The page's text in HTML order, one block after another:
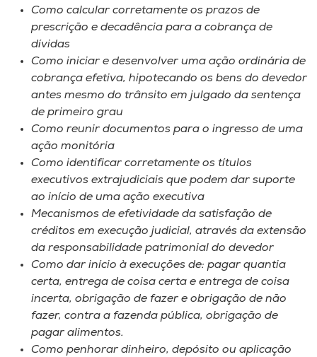
Como calcular corretamente os prazos de
prescrição e decadência para a cobrança de
dívidas
Como iniciar e desenvolver uma ação ordinária de
cobrança efetiva, hipotecando os bens do devedor
antes mesmo do trânsito em julgado da sentença
de primeiro grau
Como reunir documentos para o ingresso de uma
ação monitória
Como identificar corretamente os títulos
executivos extrajudiciais que podem dar suporte
ao início de uma ação executiva
Mecanismos de efetividade da satisfação de
créditos em execução judicial, através da extensão
da responsabilidade patrimonial do devedor
Como dar início à execuções de: pagar quantia
certa, entrega de coisa certa e entrega de coisa
incerta, obrigação de fazer e obrigação de não
fazer, contra a fazenda pública, obrigação de
pagar alimentos.
Como penhorar dinheiro, depósito ou aplicação